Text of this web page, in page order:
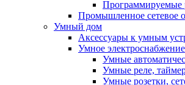
Программируемые
Промышленное сетевое
Умный дом
Аксессуары к умным
Умное электроснабжение
Умные
Умные реле,
Умные розетки,